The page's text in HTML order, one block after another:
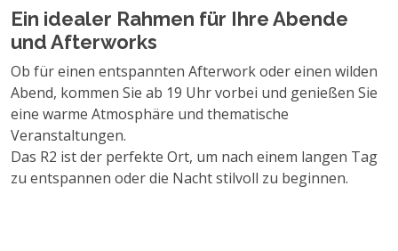
Ein idealer Rahmen für Ihre Abende
und Afterworks
Ob für einen entspannten Afterwork oder einen wilden
Abend, kommen Sie ab 19 Uhr vorbei und genießen Sie
eine warme Atmosphäre und thematische
Veranstaltungen.
Das R2 ist der perfekte Ort, um nach einem langen Tag
zu entspannen oder die Nacht stilvoll zu beginnen.